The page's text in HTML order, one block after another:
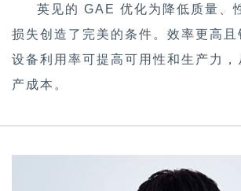
英见的 GAE 优化为降低质量、
损失创造了完美的条件。效率更高且
设备利用率可提高可用性和生产力，
产成本。